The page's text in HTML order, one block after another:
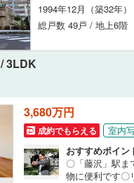
1994年12月（築32年）
総戸数 49戸 / 地上6階
/ 3LDK
3,680万円
成約でもらえる 室内
おすすめポイン
〇「藤沢」駅ま
物に便利です〇
小田急江ノ島線 498
こどもの国線(54)
京急空港線(89)
京急久里浜線(52)
ゆりかもめ(401)
（4）
販売、価格、契約、入
オンライン対応
オンライン内見(
オンライン対応と